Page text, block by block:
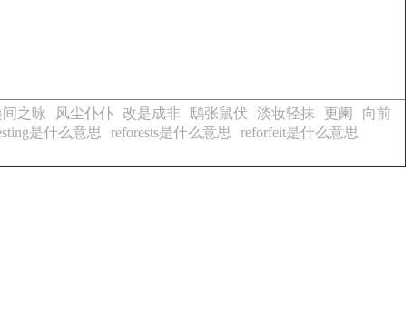
间之咏 风尘仆仆 改是成非 鸱张鼠伏 淡妆轻抹 更阑
向前
是什么意思 reforests是什么意思
reforfeit是什么意思